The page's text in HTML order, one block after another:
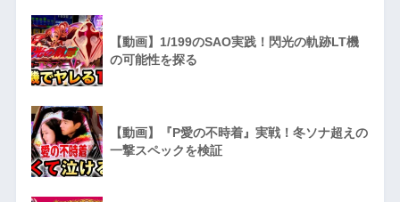
【動画】1/199のSAO実践！閃光の軌跡LT機
の可能性を探る
【動画】『P愛の不時着』実戦！冬ソナ超えの
一撃スペックを検証